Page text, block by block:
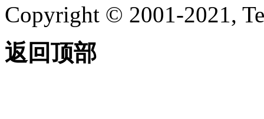
Copyright © 2001-2021,
返回顶部